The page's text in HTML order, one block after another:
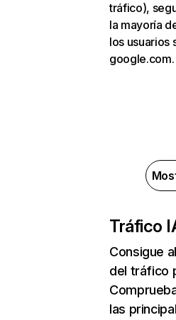
tráfico),
la mayoría
los usuarios
google.com.
Tráfico
Consigue
del tráfico
las